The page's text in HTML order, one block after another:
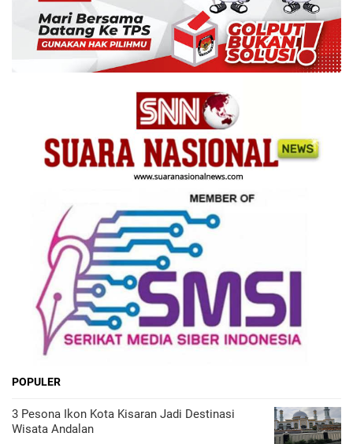
POPULER
3 Pesona Ikon Kota Kisaran Jadi Destinasi
Wisata Andalan